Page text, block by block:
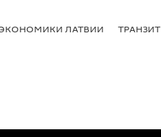
ЛАТВИИ ТРАНЗИТ